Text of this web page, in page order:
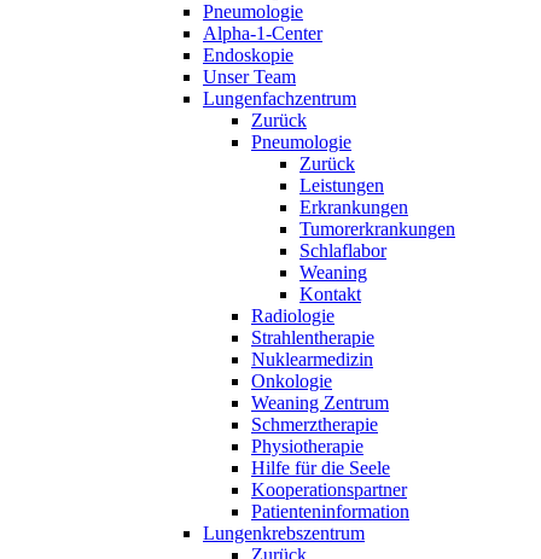
Pneumologie
Alpha-1-Center
Endoskopie
Unser Team
Lungenfachzentrum
Zurück
Pneumologie
Zurück
Leistungen
Erkrankungen
Tumorerkrankungen
Schlaflabor
Weaning
Kontakt
Radiologie
Strahlentherapie
Nuklearmedizin
Onkologie
Weaning Zentrum
Schmerztherapie
Physiotherapie
Hilfe für die Seele
Kooperationspartner
Patienteninformation
Lungenkrebszentrum
Zurück